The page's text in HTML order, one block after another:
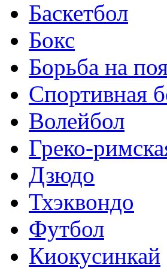
Баскетбол
Бокс
Борьба на
Спортивная
Волейбол
Греко-
Дзюдо
Тхэквондо
Футбол
Киокусинкай